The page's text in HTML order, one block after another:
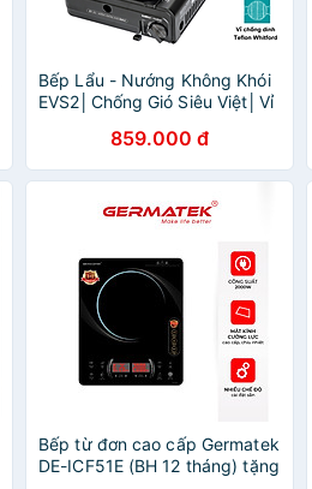
Bếp Lẩu - Nướng Không Khói
EVS2│Chống Gió Siêu Việt│Vỉ
Whitford│Hàng Chính Hãng
859.000 đ
Bếp từ đơn cao cấp Germatek
DE-ICF51E (BH 12 tháng) tặng